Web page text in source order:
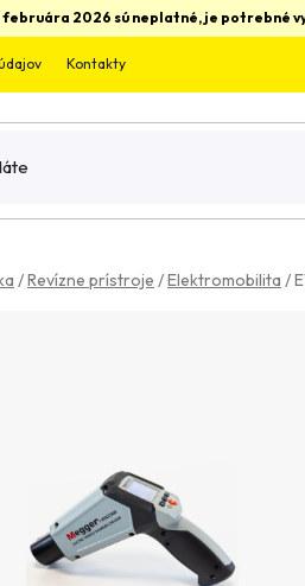
2026 sú neplatné, je potrebné
Kontakty
/Revízne prístroje /Elektromobilita /